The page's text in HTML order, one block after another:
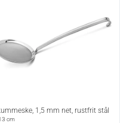
1,5 mm net, rustfrit stål
cm